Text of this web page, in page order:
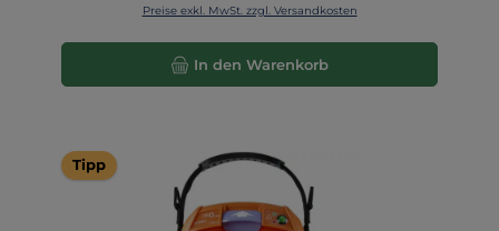
Preise exkl. MwSt. zzgl. Versandkosten
In den Warenkorb
Tipp